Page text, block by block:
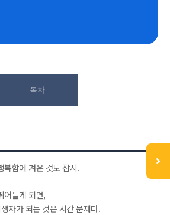
목차
복함에 겨운 것도 잠시.
어들게 되면,
자가 되는 것은 시간 문제다.